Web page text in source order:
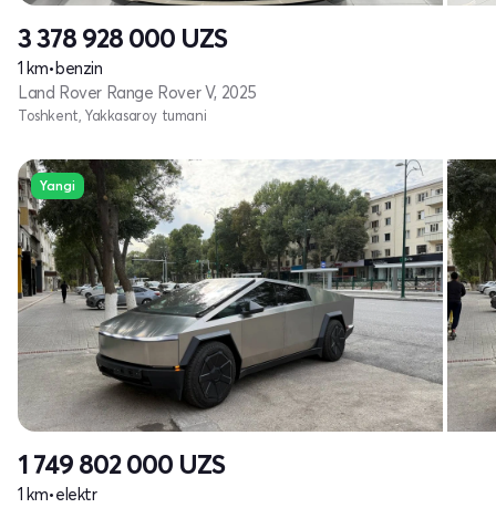
3 378 928 000 UZS
1 km•benzin
Land Rover Range Rover V, 2025
Toshkent, Yakkasaroy tumani
Yangi
1 749 802 000 UZS
1 km•elektr